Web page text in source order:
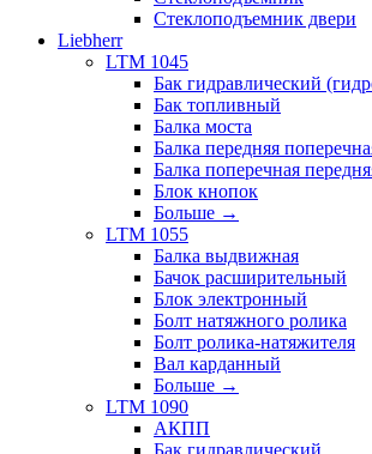
Стеклоподъемник двери
Liebherr
LTM 1045
Бак гидравлический
Бак топливный
Балка моста
Балка передняя
Балка поперечная
Блок кнопок
Больше →
LTM 1055
Балка выдвижная
Бачок расширительный
Блок электронный
Болт натяжного ролика
Болт ролика-натяжителя
Вал карданный
Больше →
LTM 1090
АКПП
Бак гидравлический